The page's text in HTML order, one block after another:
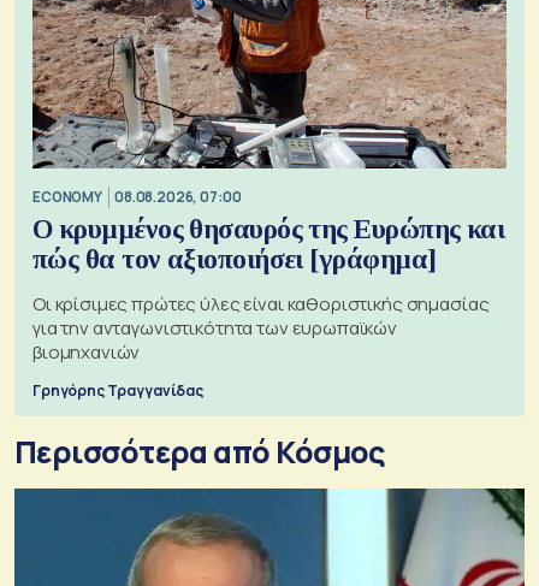
ECONOMY 08.08.2026, 07:00
Ο κρυμμένος θησαυρός της Ευρώπης και
πώς θα τον αξιοποιήσει [γράφημα]
Οι κρίσιμες πρώτες ύλες είναι καθοριστικής σημασίας
για την ανταγωνιστικότητα των ευρωπαϊκών
βιομηχανιών
Γρηγόρης Τραγγανίδας
Περισσότερα από Κόσμος